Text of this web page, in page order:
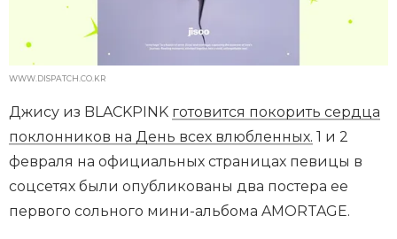
WWW.DISPATCH.CO.KR
Джису из BLACKPINK готовится покорить сердца
поклонников на День всех влюбленных. 1 и 2
февраля на официальных страницах певицы в
соцсетях были опубликованы два постера ее
первого сольного мини-альбома AMORTAGE.